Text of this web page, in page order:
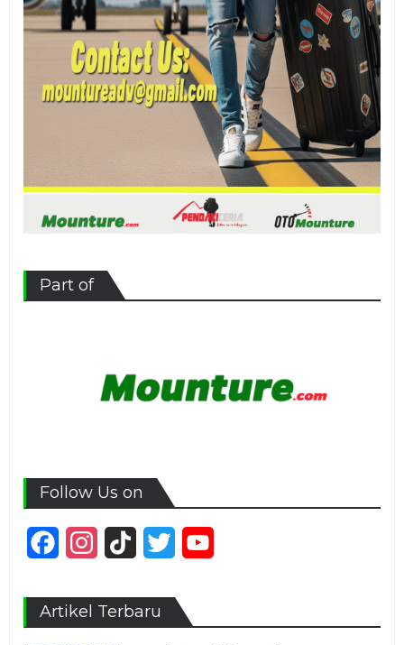
Part of
Follow Us on
FacebookInstagram
TikTok Twitter
Artikel Terbaru